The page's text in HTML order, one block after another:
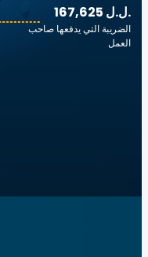
167,625 ل.ل.‎
الضريبة التي يدفعها صاحب
العمل